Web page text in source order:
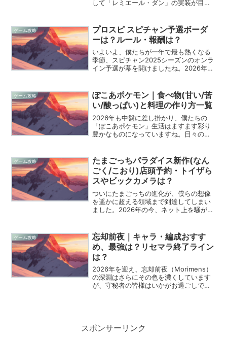
して「レミエール・ダン」の実装が目前
ズン2の終盤から物語の鍵を握るミステリ
アスな女性と...
ゲーム攻略
プロスピ スピチャン予選ボーダ
ーは？ルール・報酬は？
いよいよ、僕たちが一年で最も熱くなる
季節、スピチャン2025シーズンのオンラ
イン予選が幕を開けましたね。2026年1
指先の感覚がなくなるほど没頭している
方も多いのでは...
ゲーム攻略
ぽこあポケモン｜食べ物(甘い/苦
い/酸っぱい)と料理の作り方一覧
2026年も中盤に差し掛かり、僕たちの
「ぽこあポケモン」生活はますます彩り
豊かなものになっていますね。日々の探
です。特に特定の味を求めるポケモンた
ちのリクエストに応える...
ゲーム攻略
たまごっちパラダイス新作(なん
ごく/こおり)店頭予約・トイザら
スやビックカメラは？
ついにたまごっちの進化が、僕らの想像
を遥かに超える領域まで到達してしまい
ました。2026年の今、ネット上を騒がせ
たか？かつてのブームを知る世代として
は、あの小さな画面の...
ゲーム攻略
忘却前夜｜キャラ・編成おすす
め、最強は？リセマラ終了ライン
は？
2026年を迎え、忘却前夜（Morimens）
の深淵はさらにその色を濃くしています
が、守秘者の皆様はいかがお過ごしでし
スポンサーリンク